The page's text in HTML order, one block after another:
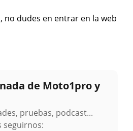
no dudes en entrar en la web
de Moto1pro y
pruebas, podcast...
seguirnos: